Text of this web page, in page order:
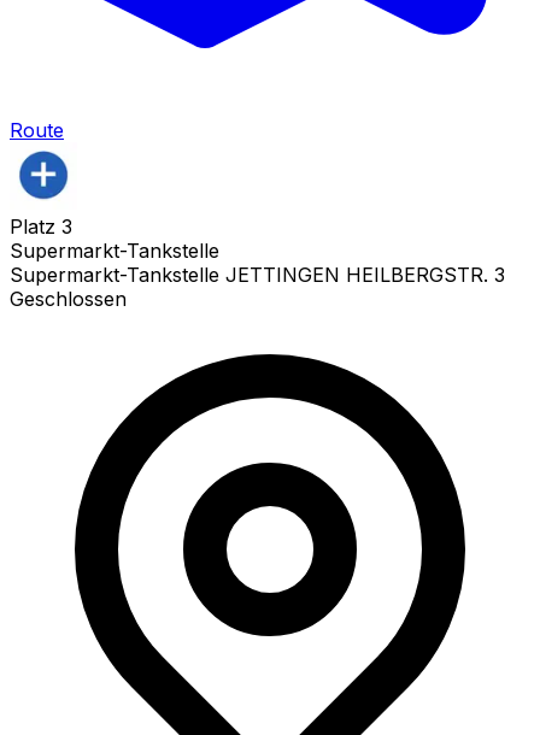
Route
Platz 3
Supermarkt-Tankstelle
Supermarkt-Tankstelle JETTINGEN HEILBERGSTR. 3
Geschlossen